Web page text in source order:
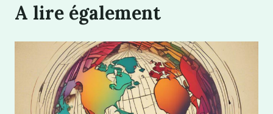
A lire également